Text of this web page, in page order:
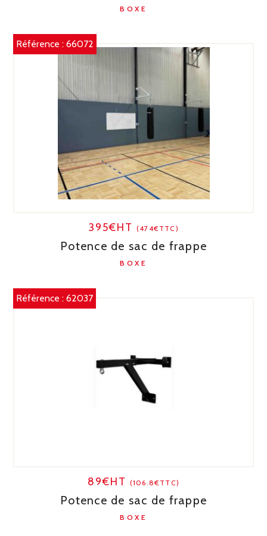
BOXE
Référence :66072
395€HT(474€TTC)
Potence de sac de frappe
BOXE
Référence :62037
89€HT (106.8€TTC)
Potence de sac de frappe
BOXE